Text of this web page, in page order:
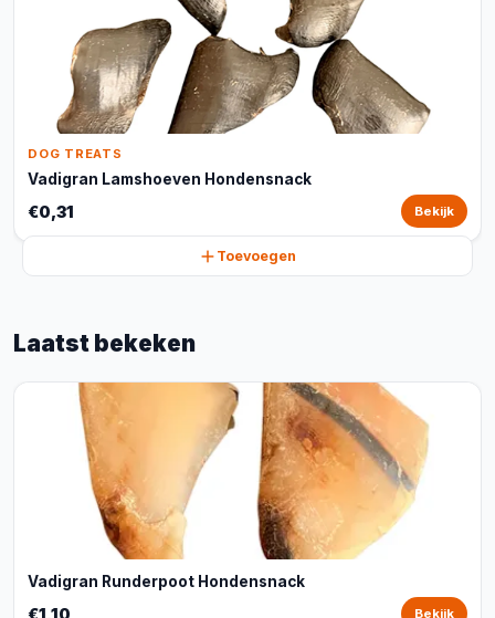
DOG TREATS
Vadigran Lamshoeven Hondensnack
€0,31 Bekijk
Toevoegen
Laatst bekeken
Vadigran Runderpoot Hondensnack
€1,10 Bekijk